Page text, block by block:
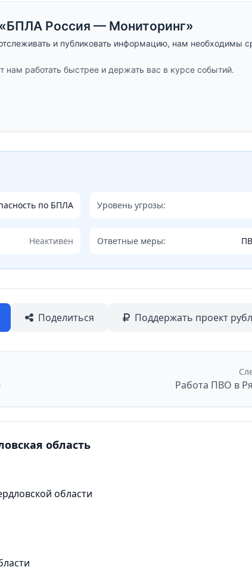
Россия — Мониторинг»
и публиковать информацию, нам необходимы
нам работать быстрее и держать вас в курсе событий.
по БПЛА Уровень угрозы:
Неактивен Ответные меры:
Поделиться Поддержать проект
Работа ПВО в
область
области